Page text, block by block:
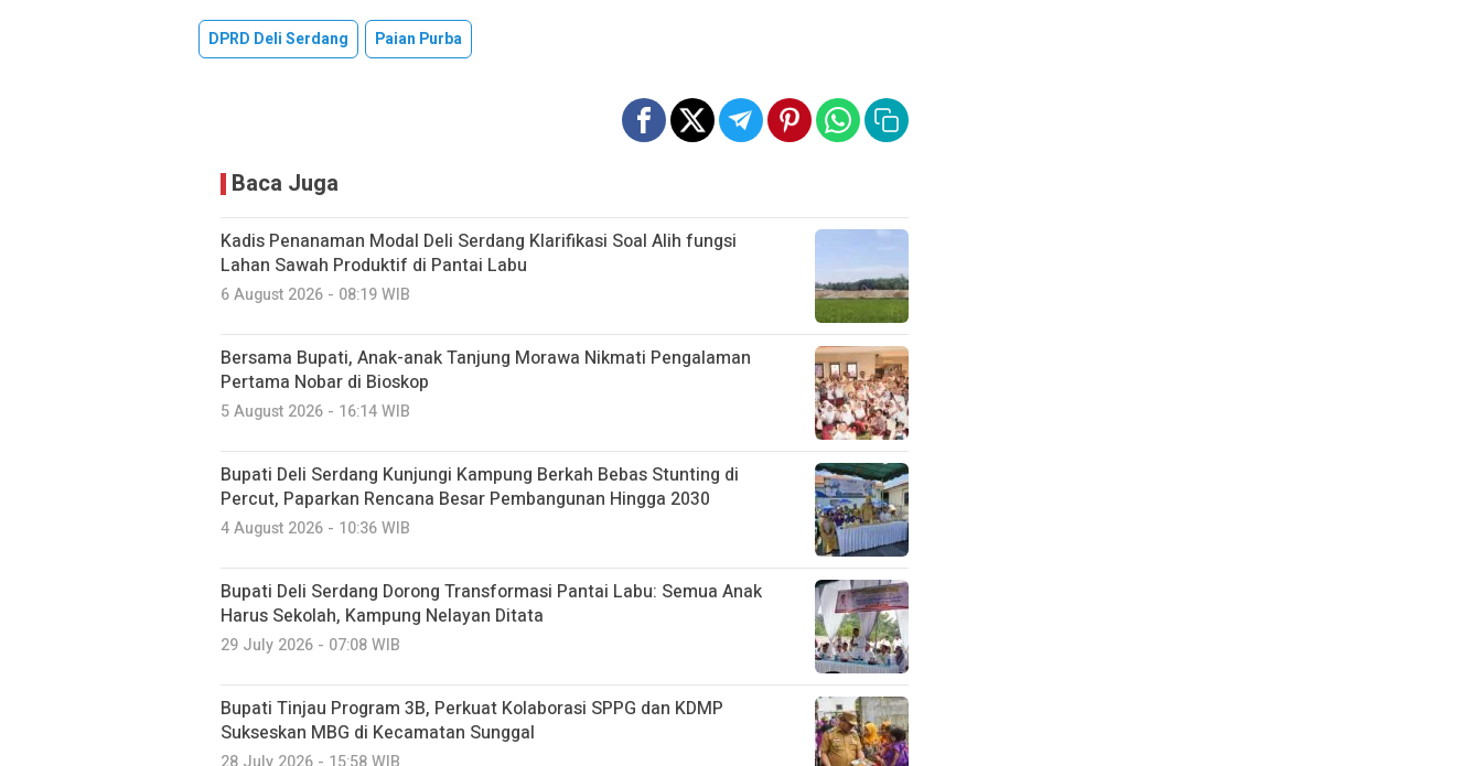
DPRD Deli Serdang Paian Purba
Baca Juga
Kadis Penanaman Modal Deli Serdang Klarifikasi Soal Alih fungsi
Lahan Sawah Produktif di Pantai Labu
6 August 2026 - 08:19 WIB
Bersama Bupati, Anak-anak Tanjung Morawa Nikmati Pengalaman
Pertama Nobar di Bioskop
5 August 2026 - 16:14 WIB
Bupati Deli Serdang Kunjungi Kampung Berkah Bebas Stunting di
Percut, Paparkan Rencana Besar Pembangunan Hingga 2030
4 August 2026 - 10:36 WIB
Bupati Deli Serdang Dorong Transformasi Pantai Labu: Semua Anak
Harus Sekolah, Kampung Nelayan Ditata
29 July 2026 - 07:08 WIB
Bupati Tinjau Program 3B, Perkuat Kolaborasi SPPG dan KDMP
Sukseskan MBG di Kecamatan Sunggal